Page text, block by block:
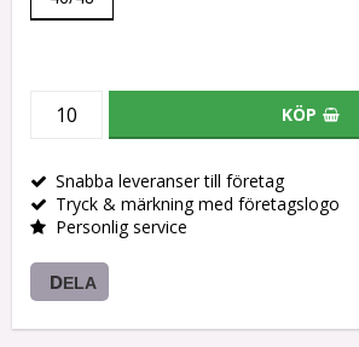
KÖP
Snabba leveranser till företag
Tryck & märkning med företagslogo
Personlig service
DELA